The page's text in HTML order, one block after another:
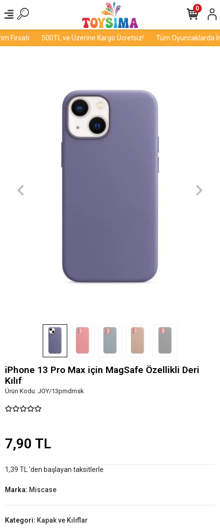
Fırsatı 500TL ve Üzerine Kargo Ücretsiz! Tüm Oyuncaklarda
0
iPhone 13 Pro Max için MagSafe Özellikli Deri
Kılıf
Ürün Kodu: JOY/13pmdmsk
7,90 TL
1,39 TL 'den başlayan taksitlerle
Marka: Miscase
Kategori: Kapak ve Kılıflar